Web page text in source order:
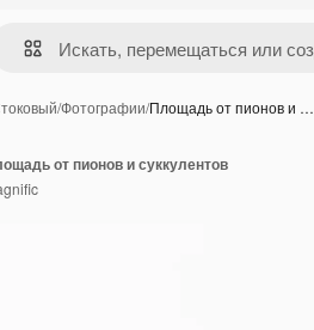
/Фотографии/Площадь от пионов и …
от пионов и суккулентов